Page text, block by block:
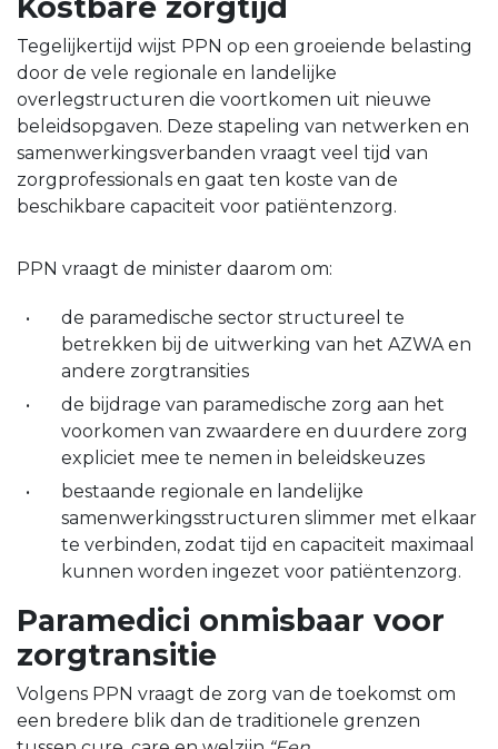
Kostbare zorgtijd
Tegelijkertijd wijst PPN op een groeiende belasting
door de vele regionale en landelijke
overlegstructuren die voortkomen uit nieuwe
beleidsopgaven. Deze stapeling van netwerken en
samenwerkingsverbanden vraagt veel tijd van
zorgprofessionals en gaat ten koste van de
beschikbare capaciteit voor patiëntenzorg.
PPN vraagt de minister daarom om:
de paramedische sector structureel te
betrekken bij de uitwerking van het AZWA en
andere zorgtransities
de bijdrage van paramedische zorg aan het
voorkomen van zwaardere en duurdere zorg
expliciet mee te nemen in beleidskeuzes
bestaande regionale en landelijke
samenwerkingsstructuren slimmer met elkaar
te verbinden, zodat tijd en capaciteit maximaal
kunnen worden ingezet voor patiëntenzorg.
Paramedici onmisbaar voor
zorgtransitie
Volgens PPN vraagt de zorg van de toekomst om
een bredere blik dan de traditionele grenzen